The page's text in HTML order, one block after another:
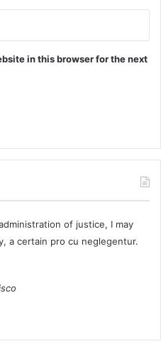
in this browser for the next
of justice, I may
a certain pro cu neglegentur.